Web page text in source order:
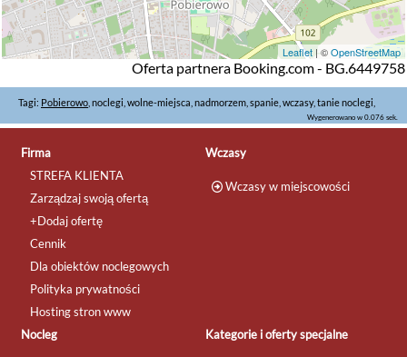
Leaflet | ©OpenStreetMap
Oferta partnera Booking.com - BG.6449758
Tagi: Pobierowo , noclegi, wolne-miejsca, nadmorzem, spanie, wczasy, tanie noclegi,
Wygenerowano w 0.076 sek.
Firma
STREFA KLIENTA
Zarządzaj swoją ofertą
+Dodaj ofertę
Cennik
Dla obiektów noclegowych
Polityka prywatności
Hosting stron www
Wczasy
Wczasy w miejscowości
Nocleg Kategorie i oferty specjalne